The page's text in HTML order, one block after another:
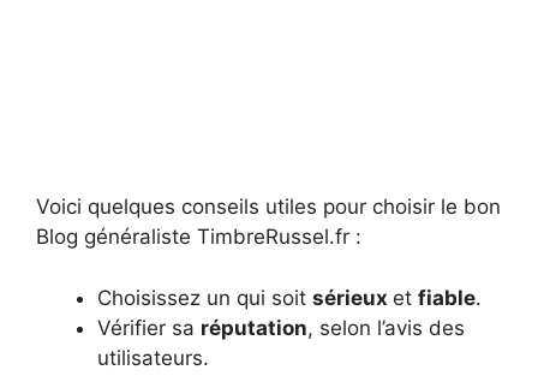
Voici quelques conseils utiles pour choisir le bon
Blog généraliste TimbreRussel.fr :
Choisissez un qui soit sérieux et fiable.
Vérifier sa réputation, selon l’avis des
utilisateurs.